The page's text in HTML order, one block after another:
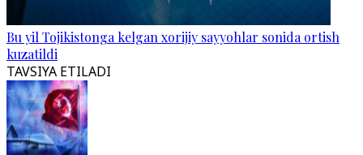
Bu yil Tojikistonga kelgan xorijiy sayyohlar sonida ortish
kuzatildi
TAVSIYA ETILADI